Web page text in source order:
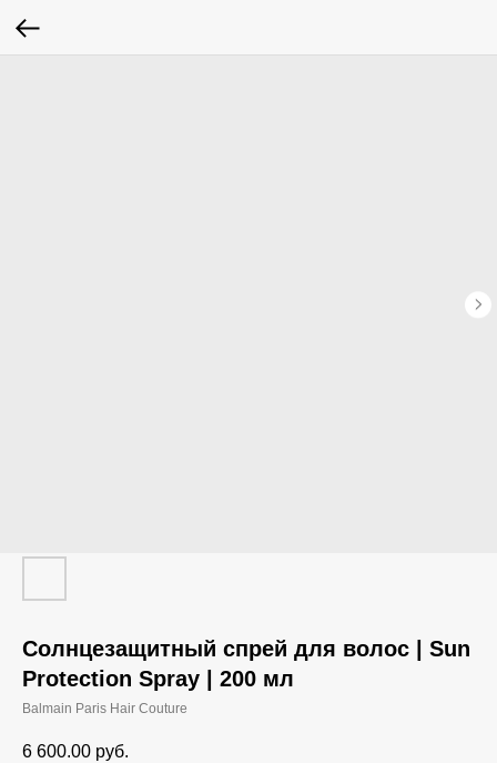
Солнцезащитный спрей для волос | Sun
Protection Spray | 200 мл
Balmain Paris Hair Couture
6 600.00 руб.